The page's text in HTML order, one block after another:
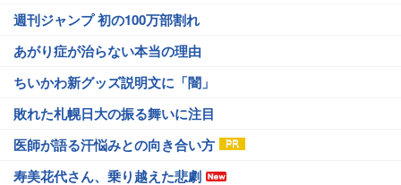
週刊ジャンプ 初の100万部割れ
あがり症が治らない本当の理由
ちいかわ新グッズ説明文に「闇」
敗れた札幌日大の振る舞いに注目
医師が語る汗悩みとの向き合い方
寿美花代さん、乗り越えた悲劇